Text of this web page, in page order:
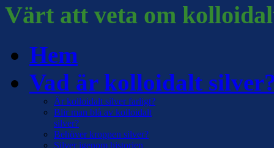
Värt att veta om
Hem
Vad är kolloidalt
Är kolloidalt silver farligt?
Blir man blå av kolloidalt
silver?
Behöver kroppen silver?
Silver igenom historien